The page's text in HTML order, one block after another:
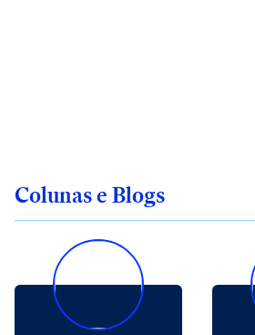
Colunas e Blogs